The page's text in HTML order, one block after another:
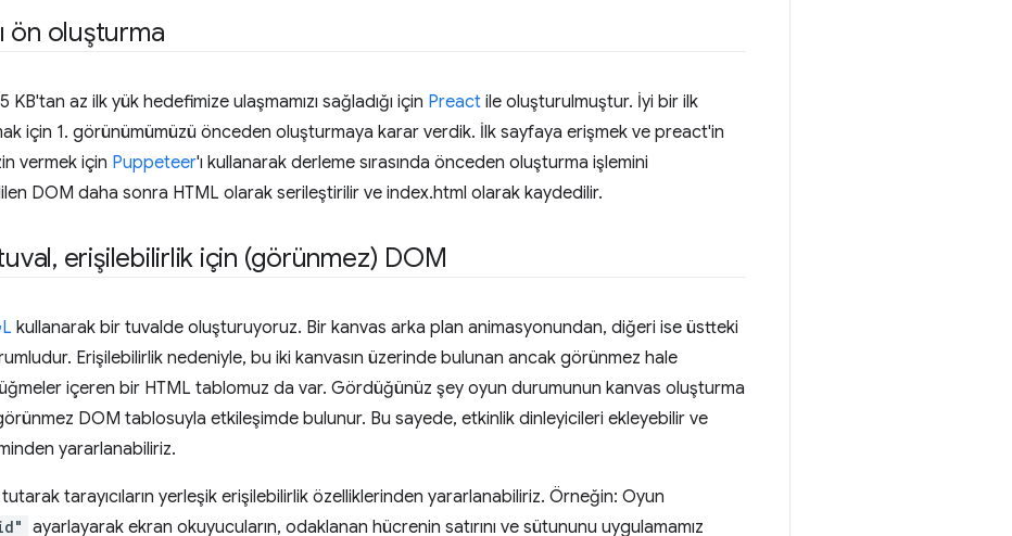
ön oluşturma
KB'tan az ilk yük hedefimize ulaşmamızı sağladığı için Preact ile oluşturulmuştur. İyi bir ilk
için 1. görünümümüzü önceden oluşturmaya karar verdik. İlk sayfaya erişmek ve preact'in
vermek için Puppeteer'ı kullanarak derleme sırasında önceden oluşturma işlemini
DOM daha sonra HTML olarak serileştirilir ve index.html olarak kaydedilir.
, erişilebilirlik için (görünmez) DOM
kullanarak bir tuvalde oluşturuyoruz. Bir kanvas arka plan animasyonundan, diğeri ise üstteki
Erişilebilirlik nedeniyle, bu iki kanvasın üzerinde bulunan ancak görünmez hale
içeren bir HTML tablomuz da var. Gördüğünüz şey oyun durumunun kanvas oluşturma
DOM tablosuyla etkileşimde bulunur. Bu sayede, etkinlik dinleyicileri ekleyebilir ve
yararlanabiliriz.
tarayıcıların yerleşik erişilebilirlik özelliklerinden yararlanabiliriz. Örneğin: Oyun
ayarlayarak ekran okuyucuların, odaklanan hücrenin satırını ve sütununu uygulamamız